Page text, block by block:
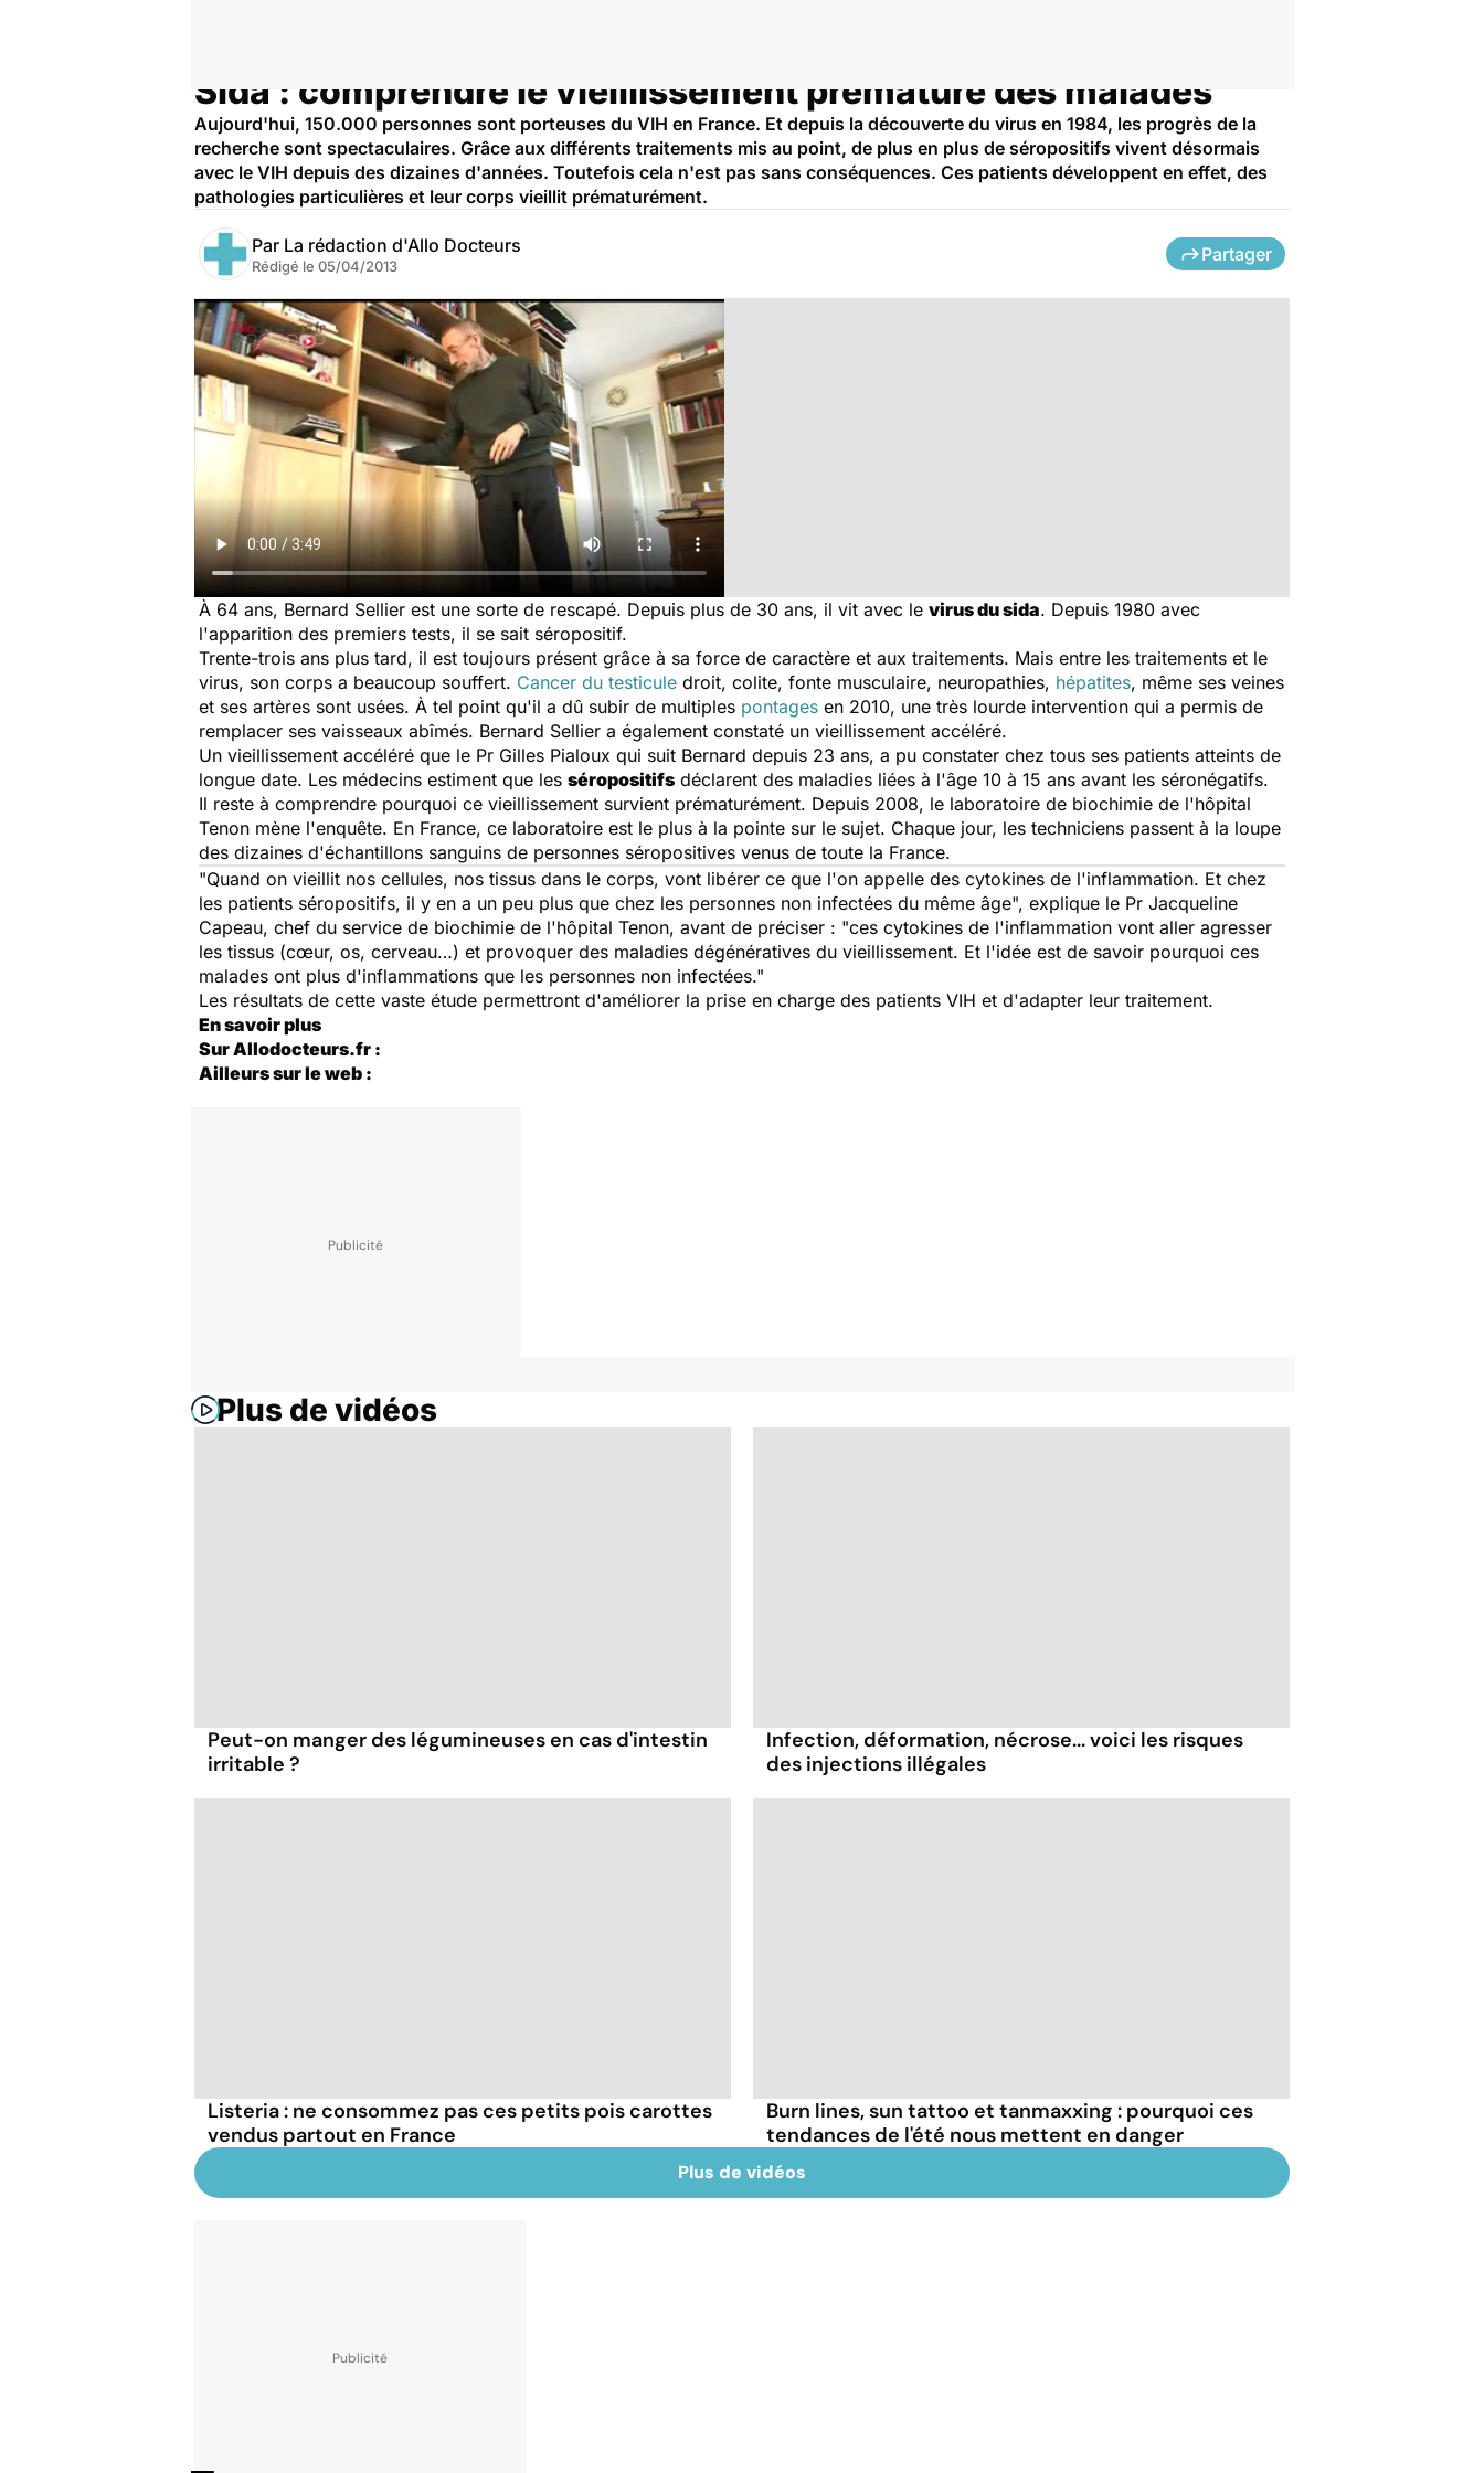
Sida : comprendre le vieillissement prématuré des malades
Aujourd'hui, 150.000 personnes sont porteuses du VIH en France. Et depuis la découverte du virus en 1984, les progrès de la
recherche sont spectaculaires. Grâce aux différents traitements mis au point, de plus en plus de séropositifs vivent désormais
avec le VIH depuis des dizaines d'années. Toutefois cela n'est pas sans conséquences. Ces patients développent en effet, des
pathologies particulières et leur corps vieillit prématurément.
Par La rédaction d'Allo Docteurs
Rédigé le 05/04/2013
Partager
À 64 ans, Bernard Sellier est une sorte de rescapé. Depuis plus de 30 ans, il vit avec le virus du sida. Depuis 1980 avec
l'apparition des premiers tests, il se sait séropositif.
Trente-trois ans plus tard, il est toujours présent grâce à sa force de caractère et aux traitements. Mais entre les traitements et le
virus, son corps a beaucoup souffert. Cancer du testicule droit, colite, fonte musculaire, neuropathies, hépatites, même ses veines
et ses artères sont usées. À tel point qu'il a dû subir de multiples pontages en 2010, une très lourde intervention qui a permis de
remplacer ses vaisseaux abîmés. Bernard Sellier a également constaté un vieillissement accéléré.
Un vieillissement accéléré que le Pr Gilles Pialoux qui suit Bernard depuis 23 ans, a pu constater chez tous ses patients atteints de
longue date. Les médecins estiment que les séropositifs déclarent des maladies liées à l'âge 10 à 15 ans avant les séronégatifs.
Il reste à comprendre pourquoi ce vieillissement survient prématurément. Depuis 2008, le laboratoire de biochimie de l'hôpital
Tenon mène l'enquête. En France, ce laboratoire est le plus à la pointe sur le sujet. Chaque jour, les techniciens passent à la loupe
des dizaines d'échantillons sanguins de personnes séropositives venus de toute la France.
"Quand on vieillit nos cellules, nos tissus dans le corps, vont libérer ce que l'on appelle des cytokines de l'inflammation. Et chez
les patients séropositifs, il y en a un peu plus que chez les personnes non infectées du même âge", explique le Pr Jacqueline
Capeau, chef du service de biochimie de l'hôpital Tenon, avant de préciser : "ces cytokines de l'inflammation vont aller agresser
les tissus (cœur, os, cerveau…) et provoquer des maladies dégénératives du vieillissement. Et l'idée est de savoir pourquoi ces
malades ont plus d'inflammations que les personnes non infectées."
Les résultats de cette vaste étude permettront d'améliorer la prise en charge des patients VIH et d'adapter leur traitement.
En savoir plus
Sur Allodocteurs.fr :
Ailleurs sur le web :
Plus de vidéos
Peut-on manger des légumineuses en cas d'intestin
irritable ?
Infection, déformation, nécrose... voici les risques
des injections illégales
Listeria : ne consommez pas ces petits pois carottes
vendus partout en France
Burn lines, sun tattoo et tanmaxxing : pourquoi ces
tendances de l'été nous mettent en danger
Plus de vidéos